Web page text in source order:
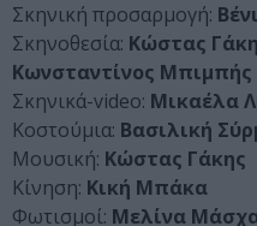
Σκηνική προσαρμογή:
Σκηνοθεσία: Κώστας
Κωνσταντίνος Μπιμπής
Σκηνικά-video: Μικαέλα
Κοστούμια: Βασιλική
Μουσική: Κώστας Γάκης
Κίνηση: Κική Μπάκα
Φωτισμοί: Μελίνα